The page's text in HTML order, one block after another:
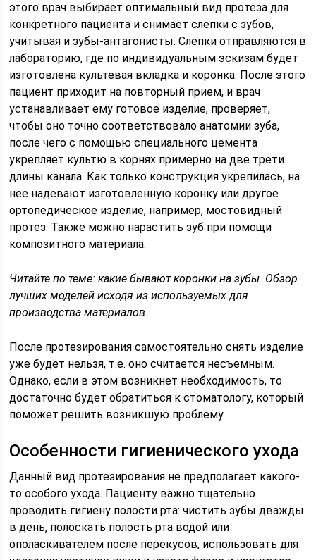
этого врач выбирает оптимальный вид протеза для
конкретного пациента и снимает слепки с зубов,
учитывая и зубы-антагонисты. Слепки отправляются в
лабораторию, где по индивидуальным эскизам будет
изготовлена культевая вкладка и коронка. После этого
пациент приходит на повторный прием, и врач
устанавливает ему готовое изделие, проверяет,
чтобы оно точно соответствовало анатомии зуба,
после чего с помощью специального цемента
укрепляет культю в корнях примерно на две трети
длины канала. Как только конструкция укрепилась, на
нее надевают изготовленную коронку или другое
ортопедическое изделие, например, мостовидный
протез. Также можно нарастить зуб при помощи
композитного материала.
Читайте по теме: какие бывают коронки на зубы. Обзор
лучших моделей исходя из используемых для
производства материалов.
После протезирования самостоятельно снять изделие
уже будет нельзя, т.е. оно считается несъемным.
Однако, если в этом возникнет необходимость, то
достаточно будет обратиться к стоматологу, который
поможет решить возникшую проблему.
Особенности гигиенического ухода
Данный вид протезирования не предполагает какого-
то особого ухода. Пациенту важно тщательно
проводить гигиену полости рта: чистить зубы дважды
в день, полоскать полость рта водой или
ополаскивателем после перекусов, использовать для